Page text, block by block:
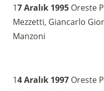
17 Aralık 1995 Oreste
Mezzetti, Giancarlo
Manzoni
14 Aralık 1997 Oreste